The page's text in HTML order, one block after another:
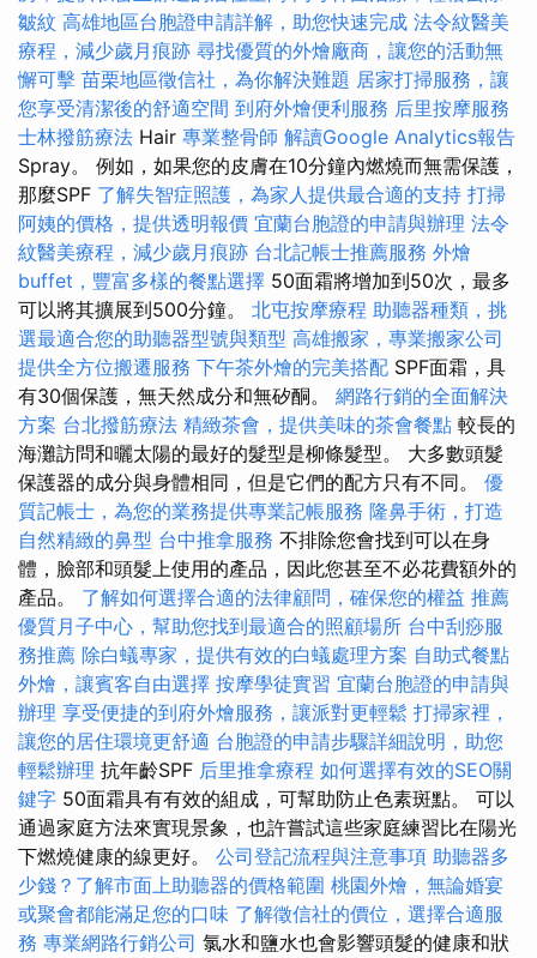
皺紋 高雄地區台胞證申請詳解，助您快速完成 法令紋醫美
療程，減少歲月痕跡 尋找優質的外燴廠商，讓您的活動無
懈可擊 苗栗地區徵信社，為你解決難題 居家打掃服務，讓
您享受清潔後的舒適空間 到府外燴便利服務 后里按摩服務
士林撥筋療法 Hair 專業整骨師 解讀Google Analytics報告
Spray。 例如，如果您的皮膚在10分鐘內燃燒而無需保護，
那麼SPF 了解失智症照護，為家人提供最合適的支持 打掃
阿姨的價格，提供透明報價 宜蘭台胞證的申請與辦理 法令
紋醫美療程，減少歲月痕跡 台北記帳士推薦服務 外燴
buffet，豐富多樣的餐點選擇 50面霜將增加到50次，最多
可以將其擴展到500分鐘。 北屯按摩療程 助聽器種類，挑
選最適合您的助聽器型號與類型 高雄搬家，專業搬家公司
提供全方位搬遷服務 下午茶外燴的完美搭配 SPF面霜，具
有30個保護，無天然成分和無矽酮。 網路行銷的全面解決
方案 台北撥筋療法 精緻茶會，提供美味的茶會餐點 較長的
海灘訪問和曬太陽的最好的髮型是柳條髮型。 大多數頭髮
保護器的成分與身體相同，但是它們的配方只有不同。 優
質記帳士，為您的業務提供專業記帳服務 隆鼻手術，打造
自然精緻的鼻型 台中推拿服務 不排除您會找到可以在身
體，臉部和頭髮上使用的產品，因此您甚至不必花費額外的
產品。 了解如何選擇合適的法律顧問，確保您的權益 推薦
優質月子中心，幫助您找到最適合的照顧場所 台中刮痧服
務推薦 除白蟻專家，提供有效的白蟻處理方案 自助式餐點
外燴，讓賓客自由選擇 按摩學徒實習 宜蘭台胞證的申請與
辦理 享受便捷的到府外燴服務，讓派對更輕鬆 打掃家裡，
讓您的居住環境更舒適 台胞證的申請步驟詳細說明，助您
輕鬆辦理 抗年齡SPF 后里推拿療程 如何選擇有效的SEO關
鍵字 50面霜具有有效的組成，可幫助防止色素斑點。 可以
通過家庭方法來實現景象，也許嘗試這些家庭練習比在陽光
下燃燒健康的線更好。 公司登記流程與注意事項 助聽器多
少錢？了解市面上助聽器的價格範圍 桃園外燴，無論婚宴
或聚會都能滿足您的口味 了解徵信社的價位，選擇合適服
務 專業網路行銷公司 氯水和鹽水也會影響頭髮的健康和狀